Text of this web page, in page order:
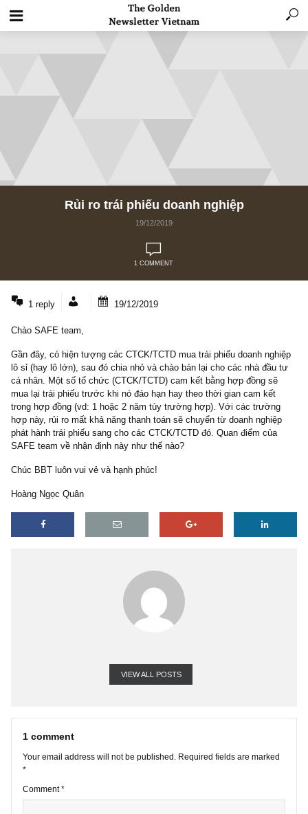
Rủi ro trái phiếu doanh nghiệp
Chào SAFE team,
Gần đây, có hiện tượng các CTCK/TCTD mua trái phiếu doanh
lô sỉ (hay lô lớn), sau đó chia nhỏ và chào bán lại cho các nhà
cá nhân. Một số tổ chức (CTCK/TCTD) cam kết bằng hợp đồng
mua lại trái phiếu trước khi nó đáo hạn hay theo thời gian cam kết
trong hợp đồng (vd: 1 hoặc 2 năm tùy trường hợp). Với các
hợp này, rủi ro mất khả năng thanh toán sẽ chuyển từ doanh
SAFE team về nhận định này như thế nào?
Chúc BBT luôn vui vẻ và hạnh phúc!